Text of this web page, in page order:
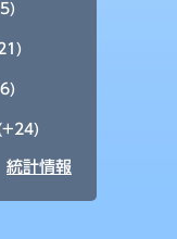
統計情報